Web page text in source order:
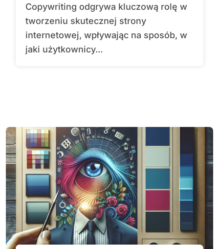
Copywriting odgrywa kluczową rolę w
tworzeniu skutecznej strony
internetowej, wpływając na sposób, w
jaki użytkownicy...